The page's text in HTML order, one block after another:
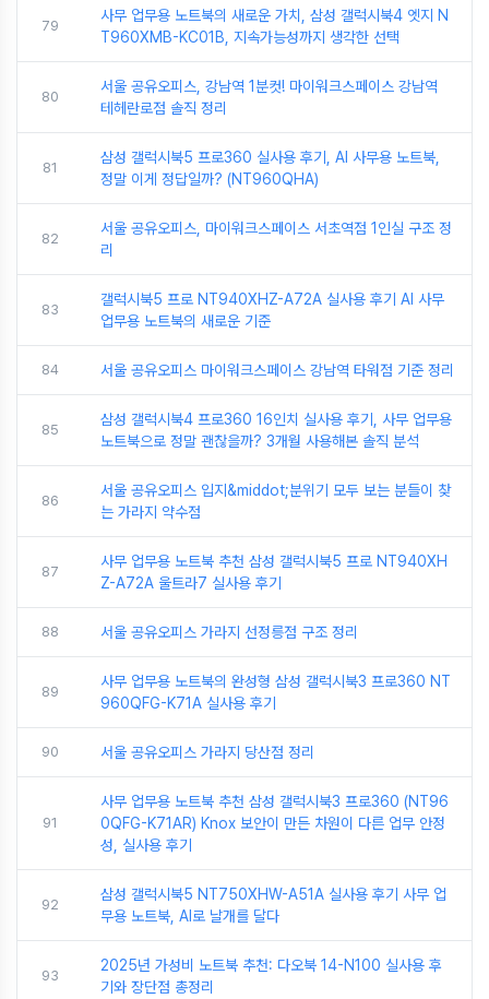
79
사무 업무용 노트북의 새로운 가치, 삼성 갤럭시북4 엣지 N
T960XMB-KC01B, 지속가능성까지 생각한 선택
80
서울 공유오피스, 강남역 1분컷! 마이워크스페이스 강남역
테헤란로점 솔직 정리
81
삼성 갤럭시북5 프로360 실사용 후기, AI 사무용 노트북,
정말 이게 정답일까? (NT960QHA)
82
서울 공유오피스, 마이워크스페이스 서초역점 1인실 구조 정
리
83
갤럭시북5 프로 NT940XHZ-A72A 실사용 후기 AI 사무
업무용 노트북의 새로운 기준
84 서울 공유오피스 마이워크스페이스 강남역 타워점 기준 정리
85
삼성 갤럭시북4 프로360 16인치 실사용 후기, 사무 업무용
노트북으로 정말 괜찮을까? 3개월 사용해본 솔직 분석
86
서울 공유오피스 입지&middot;분위기 모두 보는 분들이 찾
는 가라지 약수점
87
사무 업무용 노트북 추천 삼성 갤럭시북5 프로 NT940XH
Z-A72A 울트라7 실사용 후기
88 서울 공유오피스 가라지 선정릉점 구조 정리
89
사무 업무용 노트북의 완성형 삼성 갤럭시북3 프로360 NT
960QFG-K71A 실사용 후기
90 서울 공유오피스 가라지 당산점 정리
91
사무 업무용 노트북 추천 삼성 갤럭시북3 프로360 (NT96
0QFG-K71AR) Knox 보안이 만든 차원이 다른 업무 안정
성, 실사용 후기
92
삼성 갤럭시북5 NT750XHW-A51A 실사용 후기 사무 업
무용 노트북, AI로 날개를 달다
93
2025년 가성비 노트북 추천: 다오북 14-N100 실사용 후
기와 장단점 총정리